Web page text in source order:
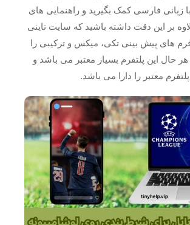
با زبانی فارسی کمک بگیرید و راهنمایی های
بر این دقت داشته باشید که سایت تاینی
های پیش بینی تکی، میکس و ترکیبی را
حال این پلتفرم بسیار معتبر می باشد و
معتبر را دارا می باشد.